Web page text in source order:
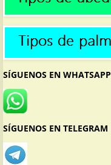
SÍGUENOS EN WHATSAPP
SÍGUENOS EN TELEGRAM